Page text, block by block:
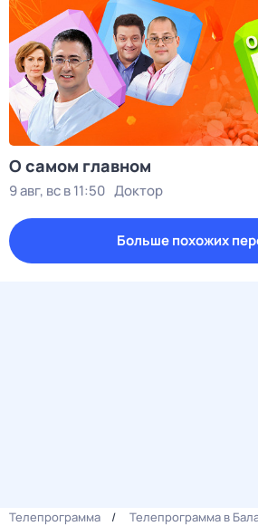
О самом главном
9 авг, вс в 11:50 Доктор
Больше похожих
Телепрограмма Телепрограмма в